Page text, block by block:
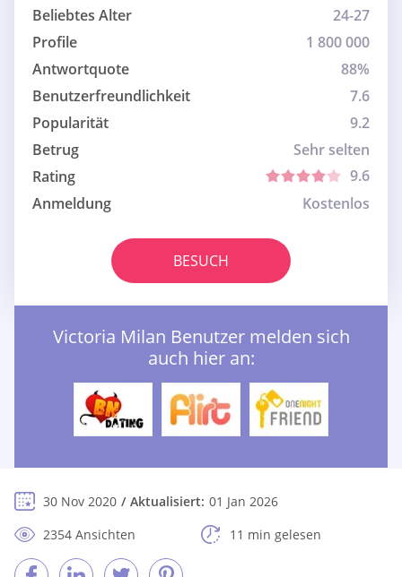
Beliebtes Alter
24-27
Profile
1 800 000
Antwortquote
88%
Benutzerfreundlichkeit
7.6
Popularität
9.2
Betrug
Sehr selten
Rating
9.6
Anmeldung
Kostenlos
BESUCH
Victoria Milan Benutzer melden sich
auch hier an:
30 Nov 2020 Aktualisiert: 01 Jan 2026
2354 Ansichten
11 min gelesen